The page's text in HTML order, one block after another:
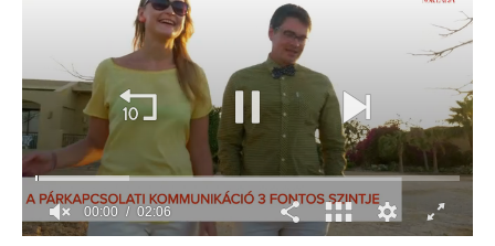
00:01 02:06